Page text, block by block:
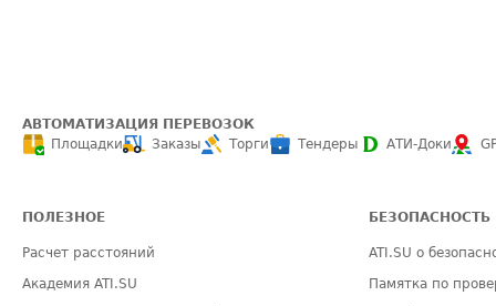
АВТОМАТИЗАЦИЯ ПЕРЕВОЗОК
Площадки
Заказы Торги Тендеры АТИ-Доки
ПОЛЕЗНОЕ
Расчет расстояний
Академия ATI.SU
БЕЗОПАСНОСТЬ
ATI.SU о
Памятка по